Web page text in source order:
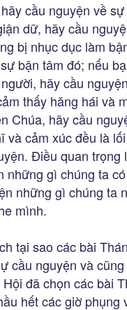
cầu nguyện về
dữ, hãy cầu
bị nhục dục làm
bận tâm đó; nếu
hãy cầu
thấy hăng hái và
Chúa, hãy cầu
và cảm xúc đều là
Điều quan trọng
những gì chúng ta
những gì chúng ta
mình.
tại sao các bài
cầu nguyện và
đã chọn các bài
hết các giờ phụng